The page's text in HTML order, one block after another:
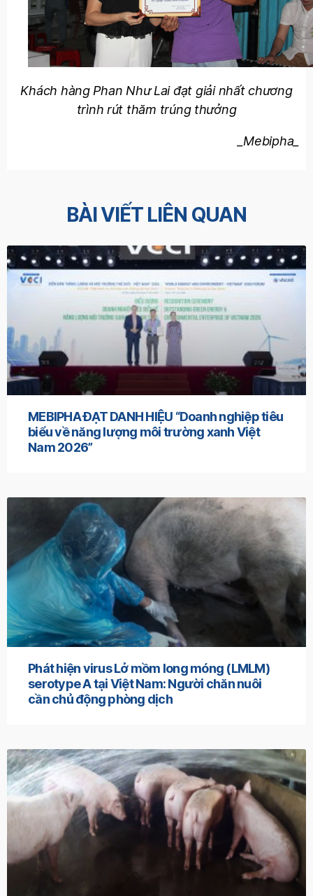
Khách hàng Phan Như Lai đạt giải nhất chương
trình rút thăm trúng thưởng
_Mebipha_
BÀI VIẾT LIÊN QUAN
MEBIPHA ĐẠT DANH HIỆU “Doanh nghiệp tiêu
biểu về năng lượng môi trường xanh Việt
Nam 2026”
Phát hiện virus Lở mồm long móng (LMLM)
serotype A tại Việt Nam: Người chăn nuôi
cần chủ động phòng dịch